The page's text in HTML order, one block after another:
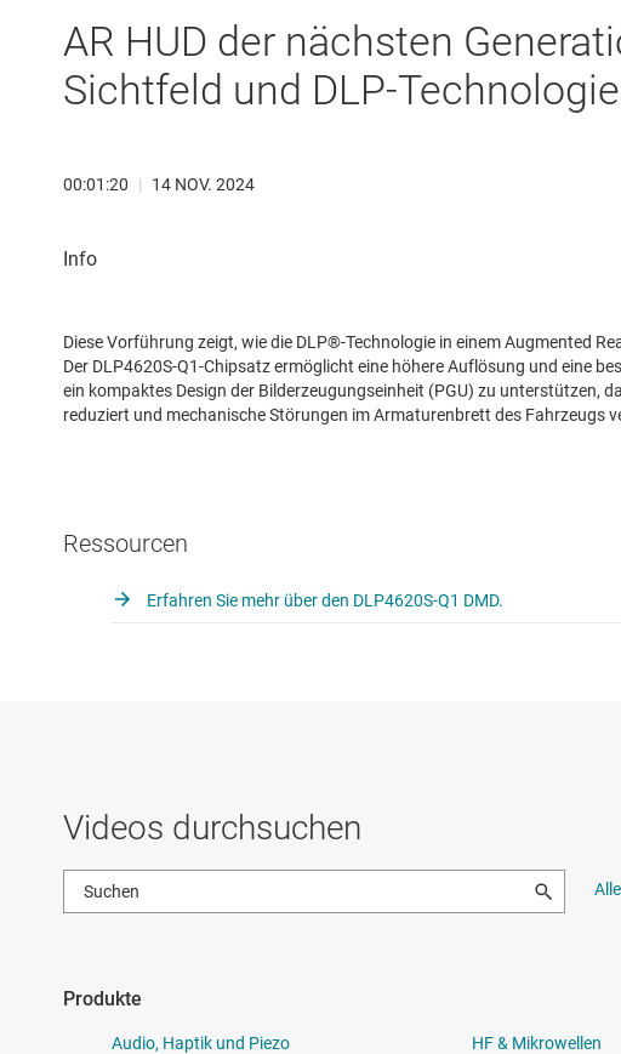
AR HUD der nächsten
Sichtfeld und DLP-Technologie
00:01:20 | 14 NOV. 2024
Diese Vorführung zeigt, wie die DLP®-Technologie in einem Augmented
Der DLP4620S-Q1-Chipsatz ermöglicht eine höhere Auflösung und eine
ein kompaktes Design der Bilderzeugungseinheit (PGU) zu unterstützen,
reduziert und mechanische Störungen im Armaturenbrett des Fahrzeugs
Ressourcen
Erfahren Sie mehr über den DLP4620S-Q1 DMD.
Videos durchsuchen
Produkte
Audio, Haptik und Piezo
HF & Mikrowellen